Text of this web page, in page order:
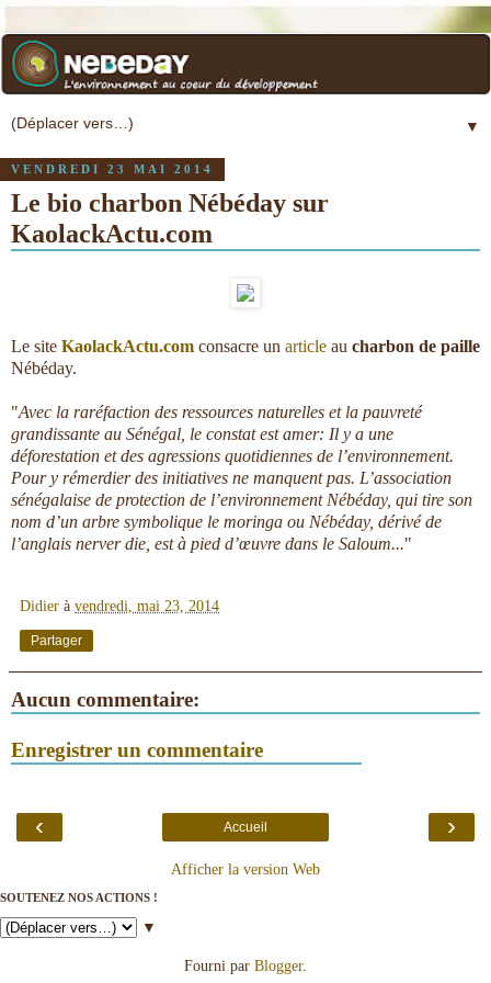
▼
VENDREDI 23 MAI 2014
Le bio charbon Nébéday sur
KaolackActu.com
Le site KaolackActu.com consacre un article au charbon de paille
Nébéday.
"Avec la raréfaction des ressources naturelles et la pauvreté
grandissante au Sénégal, le constat est amer: Il y a une
déforestation et des agressions quotidiennes de l’environnement.
Pour y rémerdier des initiatives ne manquent pas. L’association
sénégalaise de protection de l’environnement Nébéday, qui tire son
nom d’un arbre symbolique le moringa ou Nébéday, dérivé de
l’anglais nerver die, est à pied d’œuvre dans le Saloum..."
Didier à vendredi, mai 23, 2014
Partager
Aucun commentaire:
Enregistrer un commentaire
‹ ›
Accueil
Afficher la version Web
SOUTENEZ NOS ACTIONS !
▼
Fourni par Blogger.